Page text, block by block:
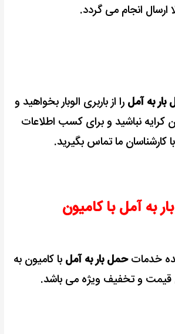
ارسال انجام می گردد.
به آمل را از باربری الوبار بخواهید و
کرایه نباشید و برای کسب اطلاعات
کارشناسان ما تماس بگیرید.
به آمل با کامیون
خدماتحمل بار به آملبا کامیون به
قیمت و تخفیف ویژه می باشد.